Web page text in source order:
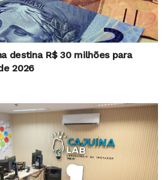
destina R$ 30 milhões para
2026